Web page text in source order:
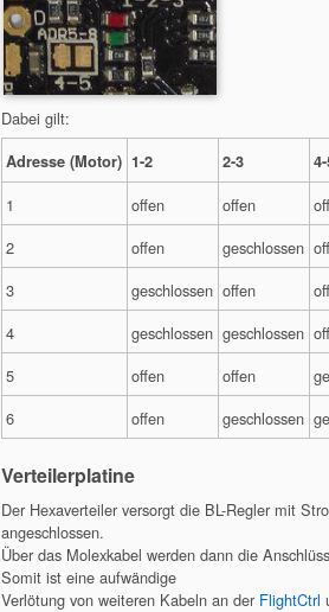
Dabei gilt:
Adresse (Motor) 1-2 2-3
1 offen offen
2
offen geschlossen
3
geschlossen offen
4
geschlossen geschlossen
5
offen offen
6
offen geschlossen
Verteilerplatine
Der Hexaverteiler versorgt die BL-Regler mit
angeschlossen.
Über das Molexkabel werden dann die
Somit ist eine aufwändige
Verlötung von weiteren Kabeln an der FlightCtrl